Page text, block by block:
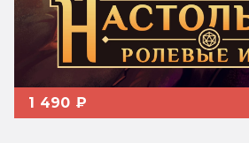
1 490 ₽